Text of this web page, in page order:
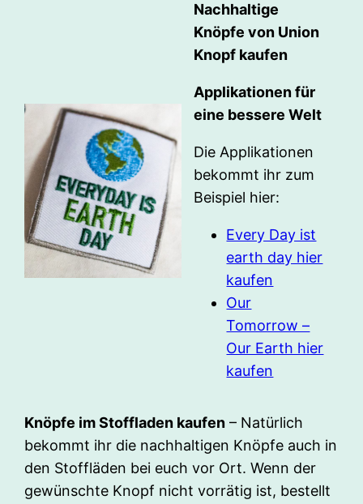
Nachhaltige
Knöpfe von Union
Knopf kaufen
Applikationen für
eine bessere Welt
Die Applikationen
bekommt ihr zum
Beispiel hier:
Every Day ist
earth day hier
kaufen
Our
Tomorrow –
Our Earth hier
kaufen
Knöpfe im Stoffladen kaufen – Natürlich
bekommt ihr die nachhaltigen Knöpfe auch in
den Stoffläden bei euch vor Ort. Wenn der
gewünschte Knopf nicht vorrätig ist, bestellt